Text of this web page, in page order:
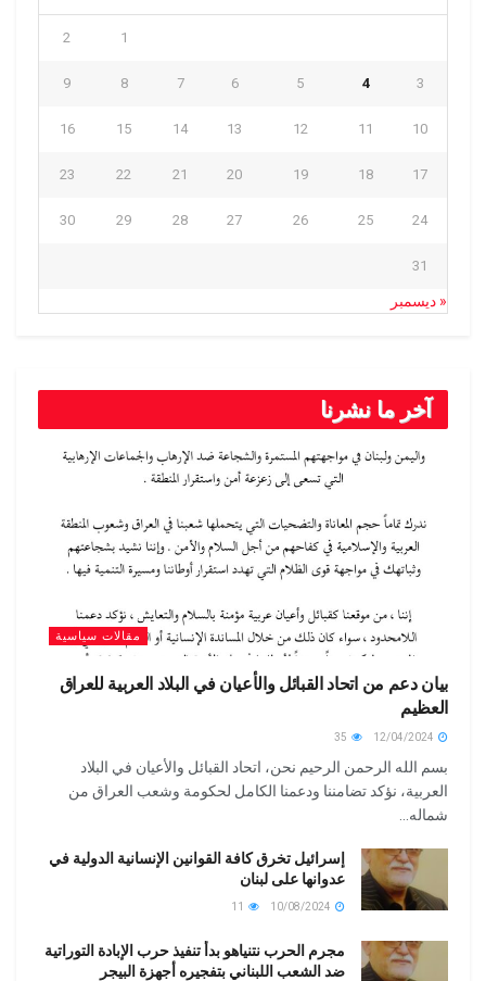
1
2
3
4
5
6
7
8
9
10
11
12
13
14
15
16
17
18
19
20
21
22
23
24
25
26
27
28
29
30
31
« ديسمبر
آخر ما نشرنا
مقالات سياسية
بيان دعم من اتحاد القبائل والأعيان في البلاد العربية للعراق
العظيم
بسم الله الرحمن الرحيم نحن، اتحاد القبائل والأعيان في البلاد
العربية، نؤكد تضامننا ودعمنا الكامل لحكومة وشعب العراق من
شماله...
إسرائيل تخرق كافة القوانين الإنسانية الدولية في
عدوانها على لبنان
مجرم الحرب نتنياهو بدأ تنفيذ حرب الإبادة التوراتية
ضد الشعب اللبناني بتفجيره أجهزة البيجر